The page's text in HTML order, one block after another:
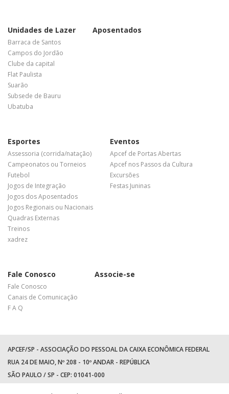
Unidades de Lazer
Barraca de Santos
Campos do Jordão
Clube da capital
Flat Paulista
Suarão
Subsede de Bauru
Ubatuba
Aposentados
Esportes
Assessoria (corrida/natação)
Campeonatos ou Torneios
Futebol
Jogos de Integração
Jogos dos Aposentados
Jogos Regionais ou Nacionais
Quadras Externas
Treinos
xadrez
Eventos
Apcef de Portas Abertas
Apcef nos Passos da Cultura
Excursões
Festas Juninas
Fale Conosco
Fale Conosco
Canais de Comunicação
F A Q
Associe-se
APCEF/SP - ASSOCIAÇÃO DO PESSOAL DA CAIXA ECONÔMICA FEDERAL
RUA 24 DE MAIO, Nº 208 - 10º ANDAR - REPÚBLICA
SÃO PAULO / SP - CEP: 01041-000